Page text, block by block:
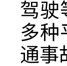
驾驶
多种
通事